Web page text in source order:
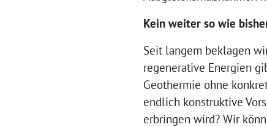
Kein weiter so wie
Seit langem beklagen
regenerative Energien
Geothermie ohne
endlich konstruktive
erbringen wird? Wir